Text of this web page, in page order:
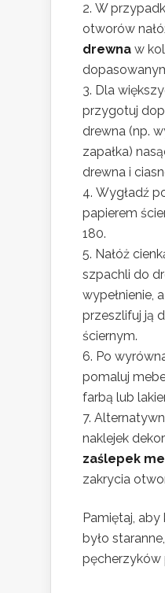
W
otworów
drewna w
Dla
przygotuj
drewna (np.
zapałka)
drewna i
Wygładź
papierem
180.
Nałóż
szpachli do
wypełnienie,
przeszlifuj ją
ściernym.
Po
pomaluj
farbą lub
naklejek
zaślepek
zakrycia
Pamiętaj,
było
pęcherzyków